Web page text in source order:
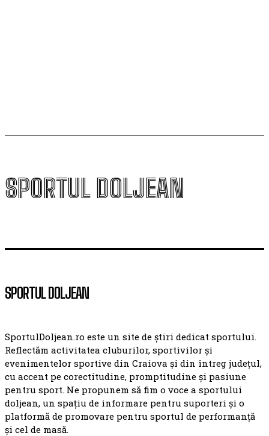
SPORTUL DOLJEAN
SPORTUL DOLJEAN
SportulDoljean.ro este un site de știri dedicat sportului.
Reflectăm activitatea cluburilor, sportivilor și
evenimentelor sportive din Craiova și din întreg județul,
cu accent pe corectitudine, promptitudine și pasiune
pentru sport. Ne propunem să fim o voce a sportului
doljean, un spațiu de informare pentru suporteri și o
platformă de promovare pentru sportul de performanță
și cel de masă.